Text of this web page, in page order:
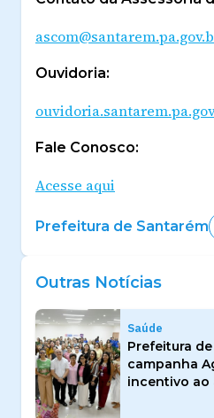
Ouvidoria:
Fale Conosco:
Acesse aqui
Prefeitura de Santarém
Outras Notícias
Saúde
Prefeitura
campanha
incentivo ao